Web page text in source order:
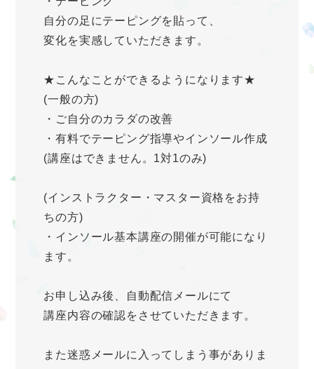
自分の足にテーピングを貼って、
変化を実感していただきます。
★こんなことができるようになります★
(一般の方)
・ご自分のカラダの改善
・有料でテーピング指導やインソール作成
(講座はできません。1対1のみ)
(インストラクター・マスター資格をお持
ちの方)
・インソール基本講座の開催が可能になり
ます。
お申し込み後、自動配信メールにて
講座内容の確認をさせていただきます。
また迷惑メールに入ってしまう事がありま